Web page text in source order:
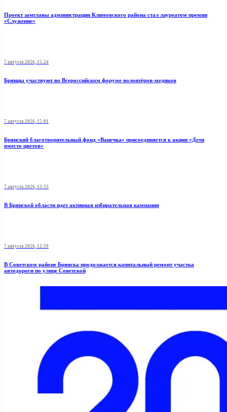
Проект замглавы администрации Климовского района стал лауреатом премии
«Служение»
7 августа 2026, 15:24
Брянцы участвуют во Всероссийском форуме волонтёров-медиков
7 августа 2026, 15:01
Брянский благотворительный фонд «Ванечка» присоединяется к акции «Дети
вместо цветов»
7 августа 2026, 13:33
В Брянской области идет активная избирательная кампания
7 августа 2026, 12:59
В Советском районе Брянска продолжается капитальный ремонт участка
автодороги по улице Советской